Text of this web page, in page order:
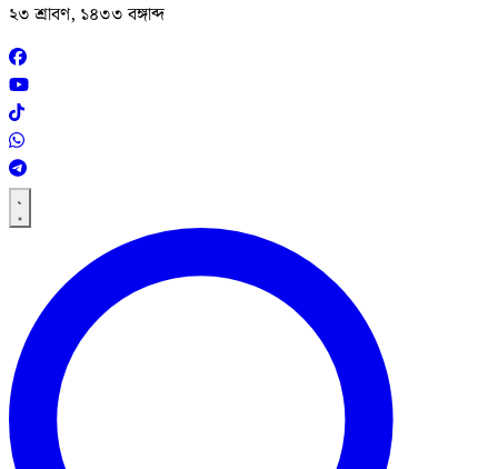
২৩ শ্রাবণ, ১৪৩৩ বঙ্গাব্দ